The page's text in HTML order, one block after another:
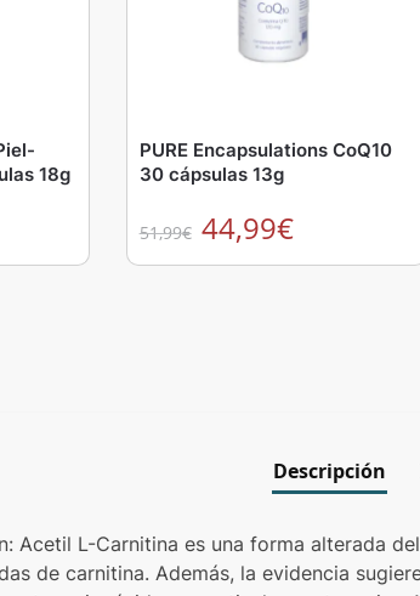
18g
PURE Encapsulations CoQ10
30 cápsulas 13g
51,99€ 44,99€
Descripción
Acetil L-Carnitina es una forma alterada
de carnitina. Además, la evidencia